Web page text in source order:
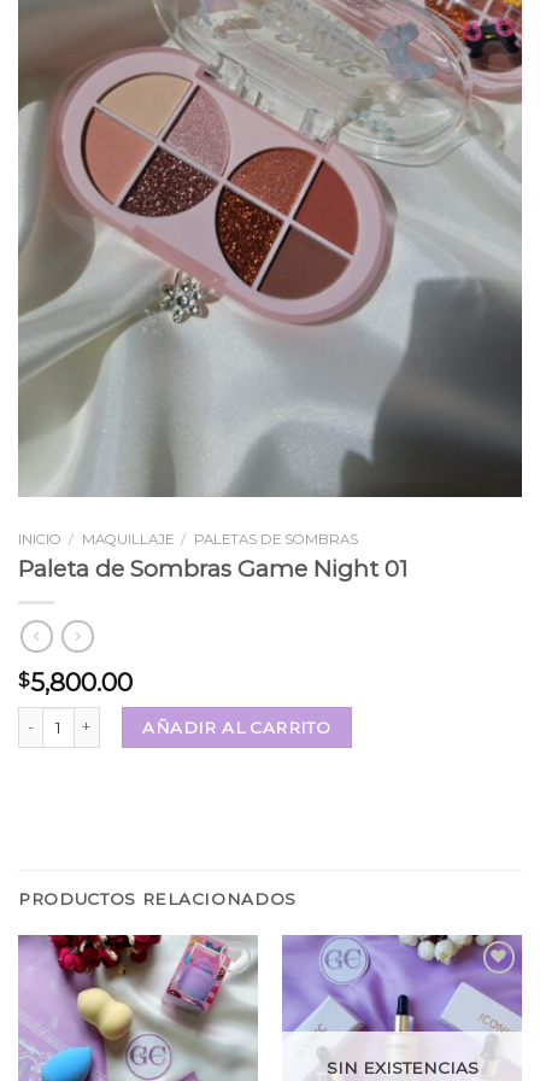
INICIO / MAQUILLAJE / PALETAS DE SOMBRAS
Paleta de Sombras Game Night 01
$5,800.00
Paleta de Sombras Game Night 01 cantidad
AÑADIR AL CARRITO
PRODUCTOS RELACIONADOS
Añadir
a la
lista
de
Añadir
a la
lista
SIN EXISTENCIAS